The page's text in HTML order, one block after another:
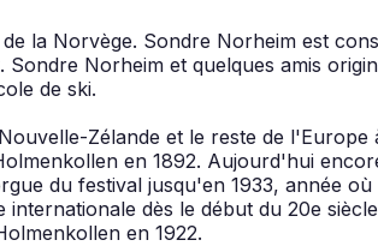
la Norvège. Sondre Norheim est
Norheim et quelques amis
de ski.
Zélande et le reste de l'Europe
en 1892. Aujourd'hui
du festival jusqu'en 1933, année
dès le début du 20e
en 1922.